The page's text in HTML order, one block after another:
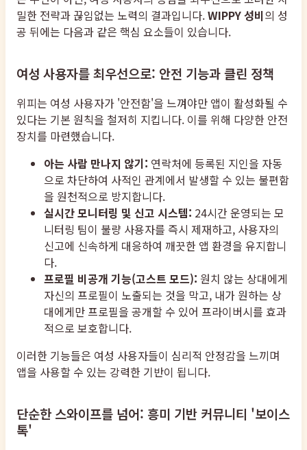
밀한 전략과 끊임없는 노력의 결과입니다.WIPPY 성비의 성
공 뒤에는 다음과 같은 핵심 요소들이 있습니다.
여성 사용자를 최우선으로: 안전 기능과 클린 정책
위피는 여성 사용자가 '안전함'을 느껴야만 앱이 활성화될 수
있다는 기본 원칙을 철저히 지킵니다. 이를 위해 다양한 안전
장치를 마련했습니다.
아는 사람 만나지 않기: 연락처에 등록된 지인을 자동
으로 차단하여 사적인 관계에서 발생할 수 있는 불편함
을 원천적으로 방지합니다.
실시간 모니터링 및 신고 시스템: 24시간 운영되는 모
니터링 팀이 불량 사용자를 즉시 제재하고, 사용자의
신고에 신속하게 대응하여 깨끗한 앱 환경을 유지합니
다.
프로필 비공개 기능(고스트 모드): 원치 않는 상대에게
자신의 프로필이 노출되는 것을 막고, 내가 원하는 상
대에게만 프로필을 공개할 수 있어 프라이버시를 효과
적으로 보호합니다.
이러한 기능들은 여성 사용자들이 심리적 안정감을 느끼며
앱을 사용할 수 있는 강력한 기반이 됩니다.
단순한 스와이프를 넘어: 흥미 기반 커뮤니티 '보이스
톡'